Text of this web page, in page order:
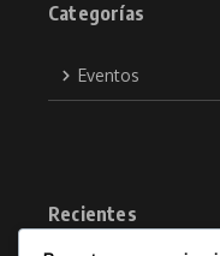
Categorías
Eventos
Recientes